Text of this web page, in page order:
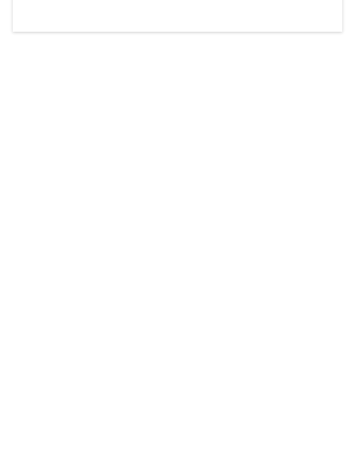
Der Weinbau dominert heute nicht mehr, ist aber integrativer